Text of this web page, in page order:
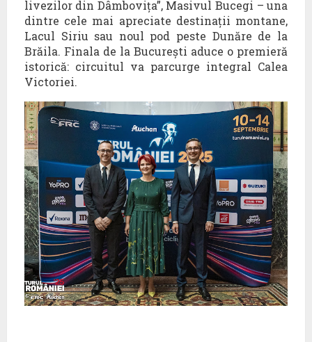
livezilor din Dâmbovița”, Masivul Bucegi – una
dintre cele mai apreciate destinații montane,
Lacul Siriu sau noul pod peste Dunăre de la
Brăila. Finala de la București aduce o premieră
istorică: circuitul va parcurge integral Calea
Victoriei.